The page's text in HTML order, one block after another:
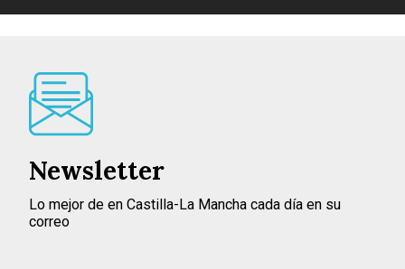
Newsletter
Lo mejor de en Castilla-La Mancha cada día en su
correo